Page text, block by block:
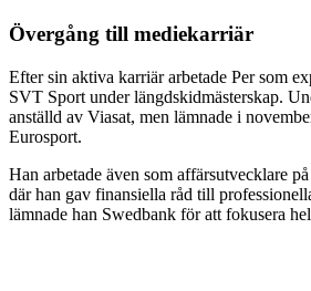
Övergång till mediekarriär
Efter sin aktiva karriär arbetade Per som
SVT Sport under längdskidmästerskap.
anställd av Viasat, men lämnade i
Eurosport.
Han arbetade även som affärsutvecklare
där han gav finansiella råd till
lämnade han Swedbank för att fokusera